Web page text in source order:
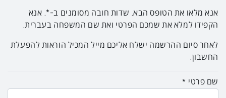
אנא מלאו את הטופס הבא. שדות חובה מסומנים ב-*. אנא
הקפידו למלא את שמכם הפרטי ואת שם המשפחה בעברית.
לאחר סיום ההרשמה ישלח אליכם מייל המכיל הוראות להפעלת
החשבון.
שם פרטי